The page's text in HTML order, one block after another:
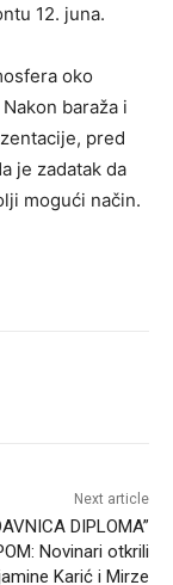
12. juna.
oko
baraža i
pred
je zadatak da
mogući način.
Next article
DIPLOMA”
Novinari otkrili
Karić i Mirze